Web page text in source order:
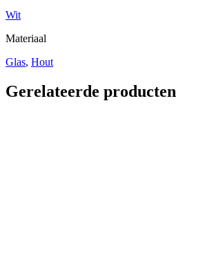
Wit
Materiaal
Glas, Hout
Gerelateerde producten